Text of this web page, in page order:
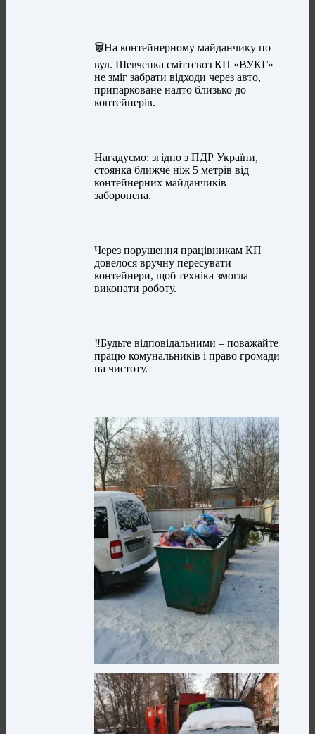
🗑На контейнерному майданчику по
вул. Шевченка сміттєвоз КП «ВУКГ»
не зміг забрати відходи через авто,
припарковане надто близько до
контейнерів.
Нагадуємо: згідно з ПДР України,
стоянка ближче ніж 5 метрів від
контейнерних майданчиків
заборонена.
Через порушення працівникам КП
довелося вручну пересувати
контейнери, щоб техніка змогла
виконати роботу.
‼Будьте відповідальними – поважайте
працю комунальників і право громади
на чистоту.